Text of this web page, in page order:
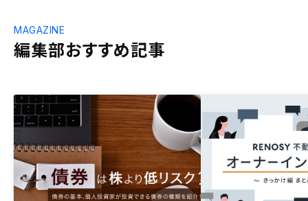
編集部おすすめ記事
MAGAZINE